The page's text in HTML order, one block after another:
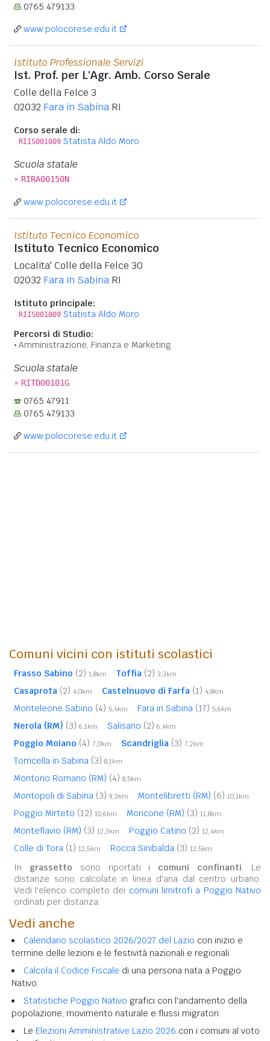
0765 479133
www.polocorese.edu.it
Istituto Professionale Servizi
Ist. Prof. per L'Agr. Amb. Corso Serale
Colle della Felce 3
02032 Fara in Sabina RI
Corso serale di:
RIIS001009 Statista Aldo Moro
Scuola statale
» RIRA00150N
www.polocorese.edu.it
Istituto Tecnico Economico
Istituto Tecnico Economico
Localita' Colle della Felce 30
02032 Fara in Sabina RI
Istituto principale:
RIIS001009 Statista Aldo Moro
Percorsi di Studio:
Amministrazione, Finanza e Marketing
Scuola statale
» RITD00101G
0765 47911
0765 479133
www.polocorese.edu.it
Comuni vicini con istituti scolastici
Frasso Sabino (2) 1,8km Toffia (2) 3,3km
Casaprota (2) 4,0km Castelnuovo di Farfa (1) 4,8km
Monteleone Sabino (4) 5,4km Fara in Sabina (17) 5,6km
Nerola (RM) (3) 6,1km Salisano (2) 6,4km
Poggio Moiano (4) 7,0km Scandriglia (3) 7,2km
Torricella in Sabina (3) 8,1km
Montorio Romano (RM) (4) 8,5km
Montopoli di Sabina (3) 9,3km Montelibretti (RM) (6) 10,1km
Poggio Mirteto (12) 10,6km Moricone (RM) (3) 11,8km
Monteflavio (RM) (3) 12,3km Poggio Catino (2) 12,4km
Colle di Tora (1) 12,5km Rocca Sinibalda (3) 12,5km
In grassetto sono riportati i comuni confinanti. Le
distanze sono calcolate in linea d'aria dal centro urbano.
Vedi l'elenco completo dei comuni limitrofi a Poggio Nativo
ordinati per distanza.
Vedi anche
Calendario scolastico 2026/2027 del Lazio con inizio e
termine delle lezioni e le festività nazionali e regionali.
Calcola il Codice Fiscale di una persona nata a Poggio
Nativo.
Statistiche Poggio Nativo grafici con l'andamento della
popolazione, movimento naturale e flussi migratori.
Le Elezioni Amministrative Lazio 2026 con i comuni al voto